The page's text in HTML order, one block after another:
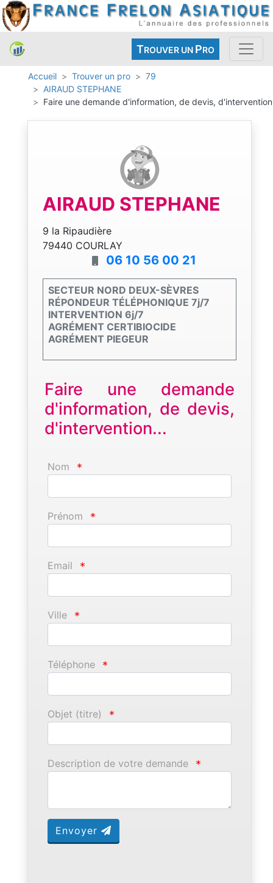
TROUVER UN PRO
Accueil Trouver un pro
79
AIRAUD STEPHANE
Faire une demande d'information, de devis, d'intervention
AIRAUD STEPHANE
9 la Ripaudière
79440 COURLAY
06 10 56 00 21
SECTEUR NORD DEUX-SÈVRES
RÉPONDEUR TÉLÉPHONIQUE 7j/7
INTERVENTION 6j/7
AGRÉMENT CERTIBIOCIDE
AGRÉMENT PIEGEUR
Faire une demande
d'information, de devis,
d'intervention...
Nom *
Prénom *
Email *
Ville *
Téléphone *
Objet (titre) *
Description de votre demande *
Envoyer